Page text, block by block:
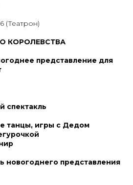
(Театрон)
КОРОЛЕВСТВА
представление для
спектакль
танцы, игры с Дедом
новогоднего представления